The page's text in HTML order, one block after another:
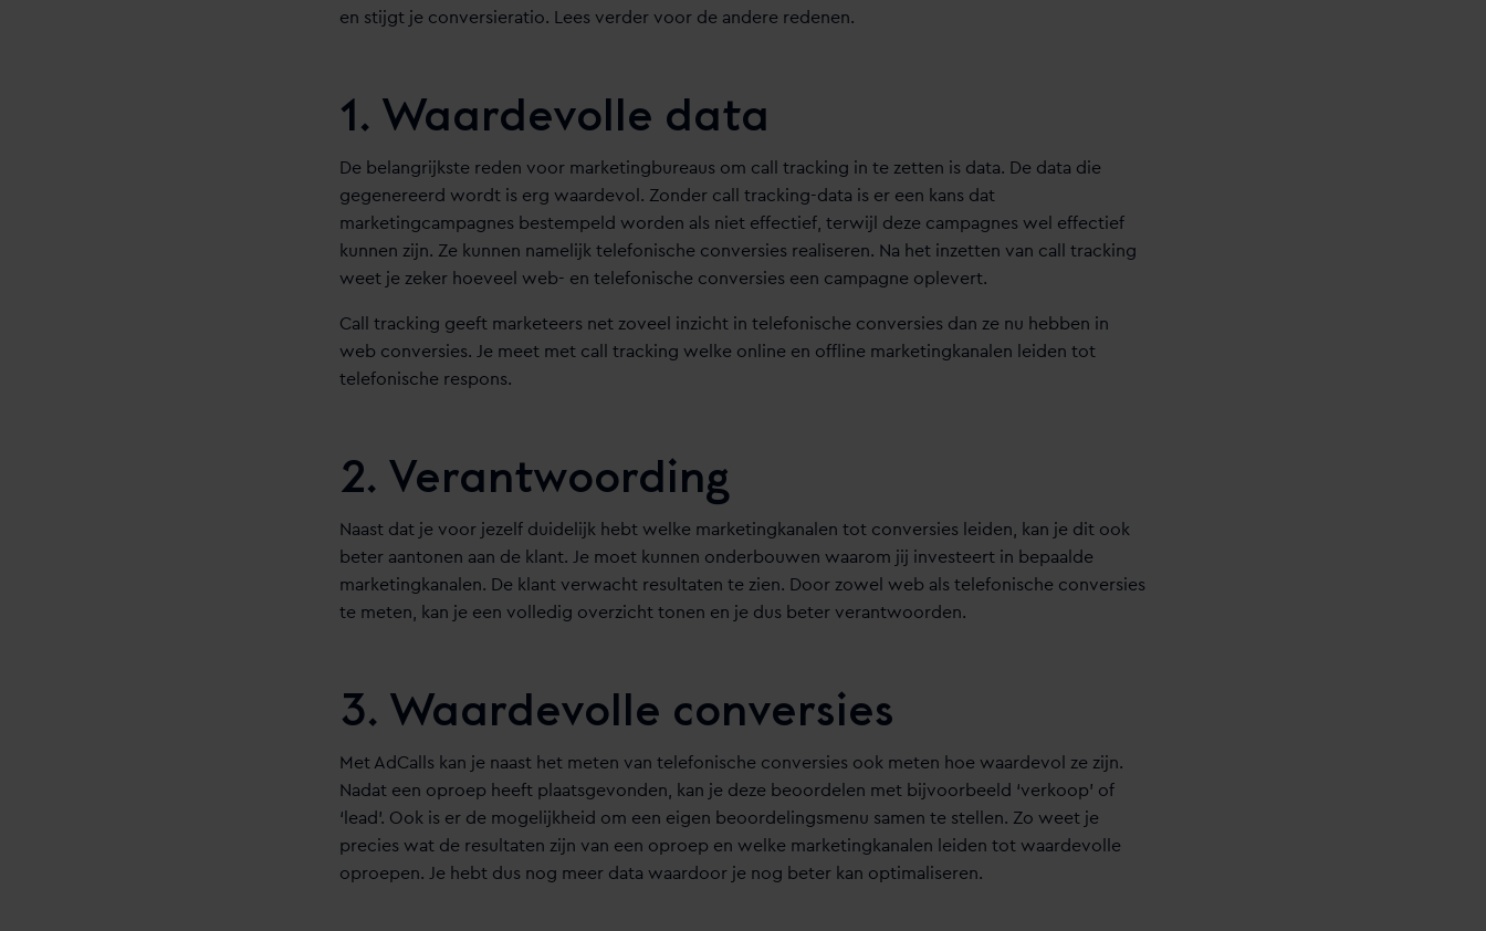
en stijgt je conversieratio. Lees verder voor de andere redenen.
1. Waardevolle data
De belangrijkste reden voor marketingbureaus om call tracking in te zetten is data. De data die
gegenereerd wordt is erg waardevol. Zonder call tracking-data is er een kans dat
marketingcampagnes bestempeld worden als niet effectief, terwijl deze campagnes wel effectief
kunnen zijn. Ze kunnen namelijk telefonische conversies realiseren. Na het inzetten van call tracking
weet je zeker hoeveel web- en telefonische conversies een campagne oplevert.
Call tracking geeft marketeers net zoveel inzicht in telefonische conversies dan ze nu hebben in
web conversies. Je meet met call tracking welke online en offline marketingkanalen leiden tot
telefonische respons.
2. Verantwoording
Naast dat je voor jezelf duidelijk hebt welke marketingkanalen tot conversies leiden, kan je dit ook
beter aantonen aan de klant. Je moet kunnen onderbouwen waarom jij investeert in bepaalde
marketingkanalen. De klant verwacht resultaten te zien. Door zowel web als telefonische conversies
te meten, kan je een volledig overzicht tonen en je dus beter verantwoorden.
3. Waardevolle conversies
Met AdCalls kan je naast het meten van telefonische conversies ook meten hoe waardevol ze zijn.
Nadat een oproep heeft plaatsgevonden, kan je deze beoordelen met bijvoorbeeld ‘verkoop’ of
‘lead’. Ook is er de mogelijkheid om een eigen beoordelingsmenu samen te stellen. Zo weet je
precies wat de resultaten zijn van een oproep en welke marketingkanalen leiden tot waardevolle
oproepen. Je hebt dus nog meer data waardoor je nog beter kan optimaliseren.